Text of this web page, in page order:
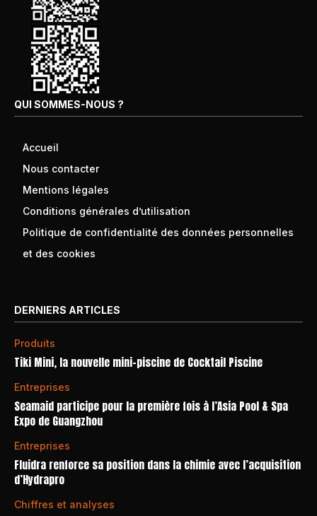
QUI SOMMES-NOUS ?
Accueil
Nous contacter
Mentions légales
Conditions générales d’utilisation
Politique de confidentialité des données personnelles
et des cookies
DERNIERS ARTICLES
Produits
Tiki Mini, la nouvelle mini-piscine de Cocktail Piscine
Entreprises
Seamaid participe pour la première fois à l’Asia Pool & Spa
Expo de Guangzhou
Entreprises
Fluidra renforce sa position dans la chimie avec l’acquisition
d’Hydrapro
Chiffres et analyses